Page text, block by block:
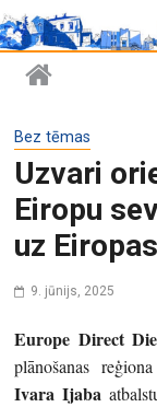
Bez tēmas
Uzvari
Eiropu
uz
9. jūnijs, 2025
Europe Direct
plānošanas
Ivara Ijaba